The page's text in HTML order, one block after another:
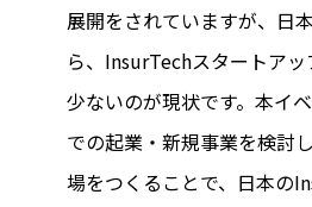
展開をされていますが、日
ら、InsurTechスタートア
少ないのが現状です。本イ
での起業・新規事業を検討
場をつくることで、日本の